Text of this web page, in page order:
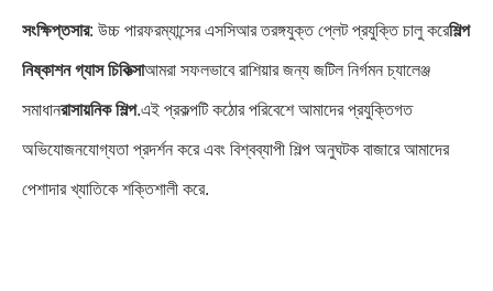
সংক্ষিপ্তসার: উচ্চ পারফরম্যান্সের এসসিআর তরঙ্গযুক্ত প্লেট প্রযুক্তি চালু করেশিল্প
নিষ্কাশন গ্যাস চিকিত্সাআমরা সফলভাবে রাশিয়ার জন্য জটিল নির্গমন চ্যালেঞ্জ
সমাধানরাসায়নিক শিল্প.এই প্রকল্পটি কঠোর পরিবেশে আমাদের প্রযুক্তিগত
অভিযোজনযোগ্যতা প্রদর্শন করে এবং বিশ্বব্যাপী শিল্প অনুঘটক বাজারে আমাদের
পেশাদার খ্যাতিকে শক্তিশালী করে.